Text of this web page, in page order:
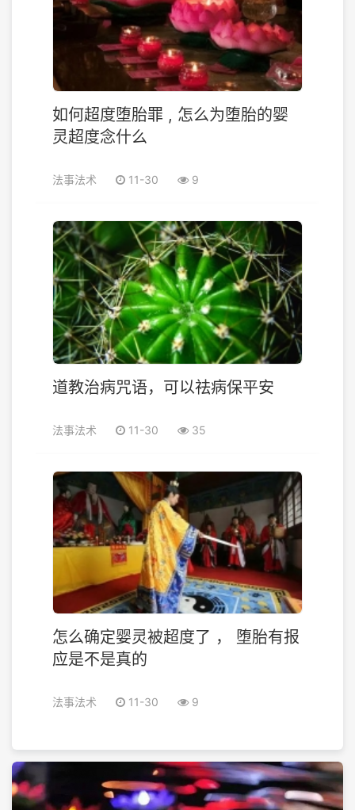
如何超度堕胎罪 , 怎么为堕胎的婴
灵超度念什么
法事法术 11-30 9
道教治病咒语，可以祛病保平安
法事法术 11-30 35
怎么确定婴灵被超度了 ， 堕胎有报
应是不是真的
法事法术 11-30 9